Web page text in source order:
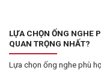
LỰA CHỌN ỐNG NGHE
QUAN TRỌNG NHẤT?
Lựa chọn ống nghe phù